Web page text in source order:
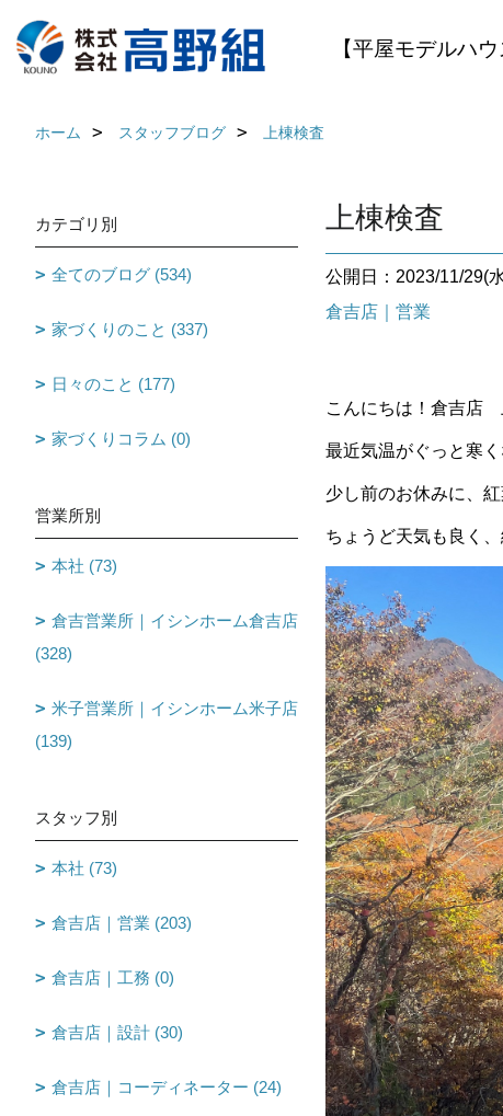
【平屋モデルハ
ホーム スタッフブログ 上棟検査
上棟検査
公開日：2023/11/29(
倉吉店｜営業
こんにちは！倉吉店
最近気温がぐっと寒
少し前のお休みに、
ちょうど天気も良く
カテゴリ別
全てのブログ (534)
家づくりのこと (337)
日々のこと (177)
家づくりコラム (0)
営業所別
本社 (73)
倉吉営業所｜イシンホーム倉吉店
(328)
米子営業所｜イシンホーム米子店
(139)
スタッフ別
本社 (73)
倉吉店｜営業 (203)
倉吉店｜工務 (0)
倉吉店｜設計 (30)
倉吉店｜コーディネーター (24)